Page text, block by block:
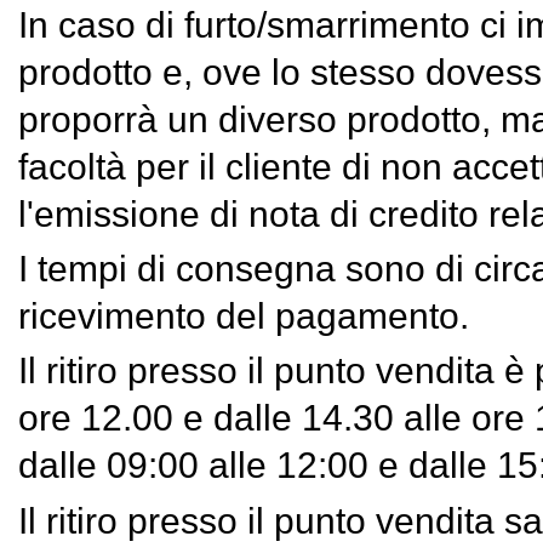
In caso di furto/smarrimento ci
prodotto e, ove lo stesso
proporrà un diverso prodotto,
facoltà per il cliente di non
l'emissione di nota di credito
I tempi di consegna sono di
ricevimento del pagamento.
Il ritiro presso il punto vendita
ore 12.00 e dalle 14.30 alle
dalle 09:00 alle 12:00 e dalle
Il ritiro presso il punto vendita